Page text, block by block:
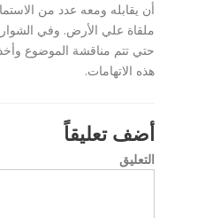
أن يقابله ومعه عدد من
ملقاة علي الأرض. وفي الشوارع
حتي تتم مناقشة الموضوع
هذه الاتهامات.
أضف تعليقاً
التعليق